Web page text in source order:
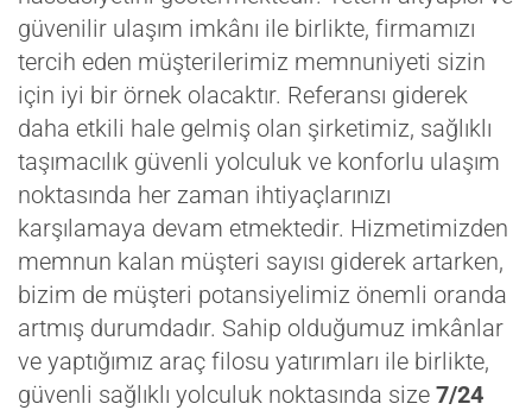
güvenilir ulaşım imkânı ile birlikte, firmamızı
tercih eden müşterilerimiz memnuniyeti sizin
için iyi bir örnek olacaktır. Referansı giderek
daha etkili hale gelmiş olan şirketimiz, sağlıklı
taşımacılık güvenli yolculuk ve konforlu ulaşım
noktasında her zaman ihtiyaçlarınızı
karşılamaya devam etmektedir. Hizmetimizden
memnun kalan müşteri sayısı giderek artarken,
bizim de müşteri potansiyelimiz önemli oranda
artmış durumdadır. Sahip olduğumuz imkânlar
ve yaptığımız araç filosu yatırımları ile birlikte,
güvenli sağlıklı yolculuk noktasında size 7/24